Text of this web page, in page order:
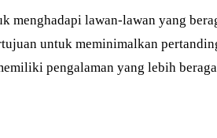
menghadapi lawan-lawan yang
untuk meminimalkan
pengalaman yang lebih